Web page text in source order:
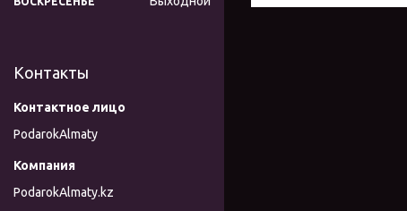
Контакты
PodarokAlmaty
PodarokAlmaty.kz